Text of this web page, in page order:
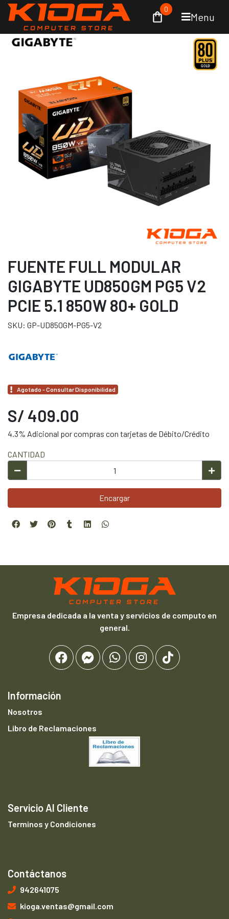
Menu
0
FUENTE FULL MODULAR
GIGABYTE UD850GM PG5 V2
PCIE 5.1 850W 80+ GOLD
SKU: GP-UD850GM-PG5-V2
Agotado - Consultar Disponibilidad
S/ 409.00
4.3% Adicional por compras con tarjetas de Débito/Crédito
CANTIDAD
Encargar
Empresa dedicada a la venta y servicios de computo en
general.
Información
Nosotros
Libro de Reclamaciones
Servicio Al Cliente
Terminos y Condiciones
Contáctanos
942641075
kioga.ventas@gmail.com